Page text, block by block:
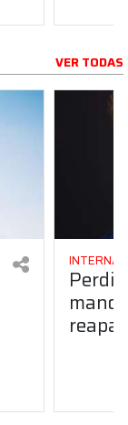
VER TODAS